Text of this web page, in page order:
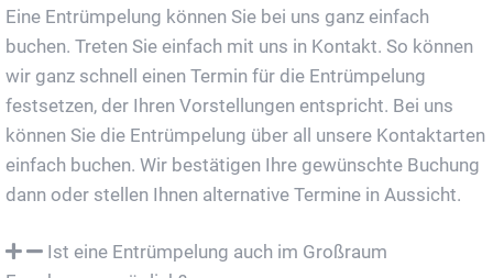
Eine Entrümpelung können Sie bei uns ganz einfach
buchen. Treten Sie einfach mit uns in Kontakt. So können
wir ganz schnell einen Termin für die Entrümpelung
festsetzen, der Ihren Vorstellungen entspricht. Bei uns
können Sie die Entrümpelung über all unsere Kontaktarten
einfach buchen. Wir bestätigen Ihre gewünschte Buchung
dann oder stellen Ihnen alternative Termine in Aussicht.
Ist eine Entrümpelung auch im Großraum